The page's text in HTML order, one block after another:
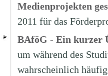
Medienprojekten
2011 für das
BAföG - Ein kurzer
um während des
wahrscheinlich